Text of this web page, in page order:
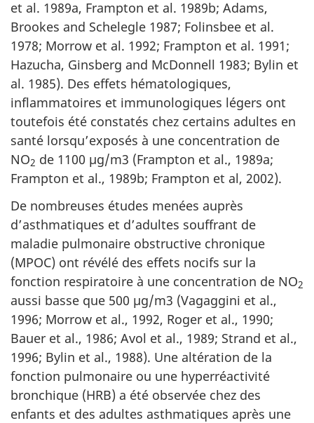
et al. 1989a, Frampton et al. 1989b; Adams,
Brookes and Schelegle 1987; Folinsbee et al.
1978; Morrow et al. 1992; Frampton et al. 1991;
Hazucha, Ginsberg and McDonnell 1983; Bylin et
al. 1985). Des effets hématologiques,
inflammatoires et immunologiques légers ont
toutefois été constatés chez certains adultes en
santé lorsqu’exposés à une concentration de
NO2 de 1100 µg/m3 (Frampton et al., 1989a;
Frampton et al., 1989b; Frampton et al, 2002).
De nombreuses études menées auprès
d’asthmatiques et d’adultes souffrant de
maladie pulmonaire obstructive chronique
(MPOC) ont révélé des effets nocifs sur la
fonction respiratoire à une concentration de NO2
aussi basse que 500 µg/m3 (Vagaggini et al.,
1996; Morrow et al., 1992, Roger et al., 1990;
Bauer et al., 1986; Avol et al., 1989; Strand et al.,
1996; Bylin et al., 1988). Une altération de la
fonction pulmonaire ou une hyperréactivité
bronchique (HRB) a été observée chez des
enfants et des adultes asthmatiques après une